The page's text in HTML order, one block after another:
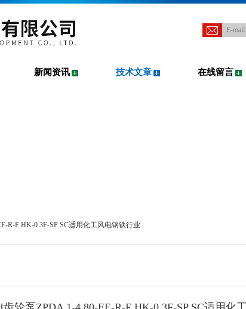
E-mail:
新闻资讯 技术文章 在线留言
R-F HK-0 3F-SP SC适用化工风电钢铁行业